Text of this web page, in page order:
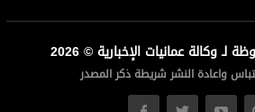
وكالة عمانيات الإخبارية © 2026
واعادة النشر شريطة ذكر المصدر